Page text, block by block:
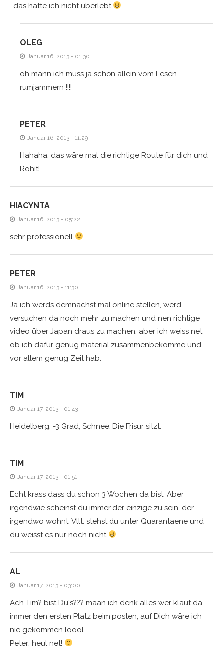
…das hätte ich nicht überlebt
OLEG
Januar 16, 2013 - 01:30
oh mann ich muss ja schon allein vom Lesen
rumjammern !!!!
PETER
Januar 16, 2013 - 11:29
Hahaha, das wäre mal die richtige Route für dich und
Rohit!
HIACYNTA
Januar 16, 2013 - 05:22
sehr professionell
PETER
Januar 16, 2013 - 11:30
Ja ich werds demnächst mal online stellen, werd
versuchen da noch mehr zu machen und nen richtige
video über Japan draus zu machen, aber ich weiss net
ob ich dafür genug material zusammenbekomme und
vor allem genug Zeit hab.
TIM
Januar 17, 2013 - 01:43
Heidelberg: -3 Grad, Schnee. Die Frisur sitzt.
TIM
Januar 17, 2013 - 01:51
Echt krass dass du schon 3 Wochen da bist. Aber
irgendwie scheinst du immer der einzige zu sein, der
irgendwo wohnt. Vllt. stehst du unter Quarantaene und
du weisst es nur noch nicht
AL
Januar 17, 2013 - 03:00
Ach Tim? bist Du´s??? maan ich denk alles wer klaut da
immer den ersten Platz beim posten, auf Dich wäre ich
nie gekommen loool
Peter: heul net!